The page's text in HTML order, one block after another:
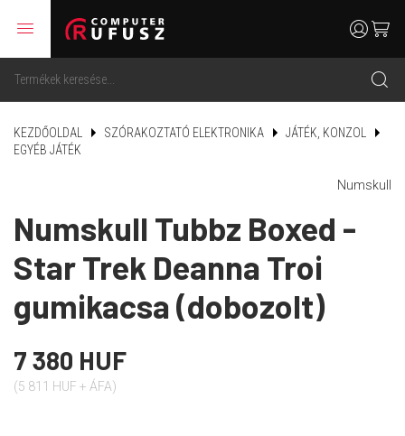
menu
search
usercart
KEZDŐOLDAL SZÓRAKOZTATÓ ELEKTRONIKA
JÁTÉK, KONZOL
EGYÉB JÁTÉK
Numskull
Numskull Tubbz Boxed -
Star Trek Deanna Troi
gumikacsa (dobozolt)
7 380 HUF
(5 811 HUF + ÁFA)